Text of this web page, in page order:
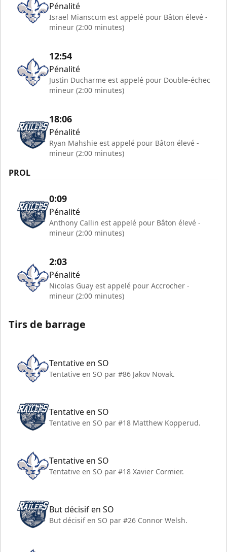
Pénalité
Israel Mianscum est appelé pour Bâton élevé -
mineur (2:00 minutes)
12:54
Pénalité
Justin Ducharme est appelé pour Double-échec
mineur (2:00 minutes)
18:06
Pénalité
Ryan Mahshie est appelé pour Bâton élevé -
mineur (2:00 minutes)
PROL
0:09
Pénalité
Anthony Callin est appelé pour Bâton élevé -
mineur (2:00 minutes)
2:03
Pénalité
Nicolas Guay est appelé pour Accrocher -
mineur (2:00 minutes)
Tirs de barrage
Tentative en SO
Tentative en SO par #86 Jakov Novak.
Tentative en SO
Tentative en SO par #18 Matthew Kopperud.
Tentative en SO
Tentative en SO par #18 Xavier Cormier.
But décisif en SO
But décisif en SO par #26 Connor Welsh.